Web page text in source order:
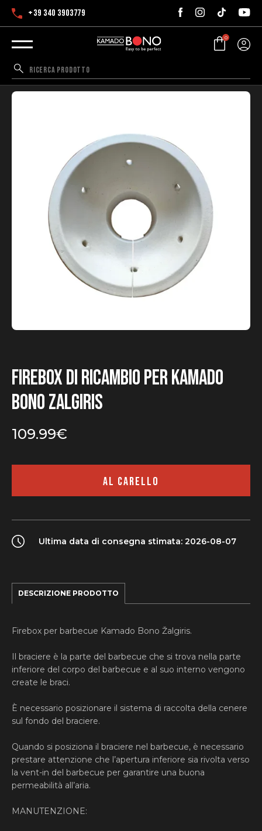
+39 340 3903779
0
Firebox di ricambio per Kamado
Bono Zalgiris
109.99€
AL CARELLO
Ultima data di consegna stimata: 2026-08-07
DESCRIZIONE PRODOTTO
Firebox per barbecue Kamado Bono Žalgiris.
Il braciere è la parte del barbecue che si trova nella parte
inferiore del corpo del barbecue e al suo interno vengono
create le braci.
È necessario posizionare il sistema di raccolta della cenere
sul fondo del braciere.
Quando si posiziona il braciere nel barbecue, è necessario
prestare attenzione che l’apertura inferiore sia rivolta verso
la vent-in del barbecue per garantire una buona
permeabilità all’aria.
MANUTENZIONE: